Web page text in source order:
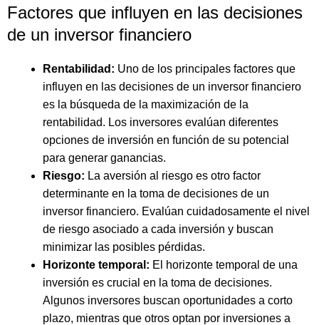
Factores que influyen en las decisiones
de un inversor financiero
Rentabilidad: Uno de los principales factores que
influyen en las decisiones de un inversor financiero
es la búsqueda de la maximización de la
rentabilidad. Los inversores evalúan diferentes
opciones de inversión en función de su potencial
para generar ganancias.
Riesgo: La aversión al riesgo es otro factor
determinante en la toma de decisiones de un
inversor financiero. Evalúan cuidadosamente el nivel
de riesgo asociado a cada inversión y buscan
minimizar las posibles pérdidas.
Horizonte temporal: El horizonte temporal de una
inversión es crucial en la toma de decisiones.
Algunos inversores buscan oportunidades a corto
plazo, mientras que otros optan por inversiones a